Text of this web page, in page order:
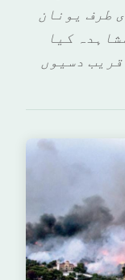
طرف یونان
کیا
دسیوں